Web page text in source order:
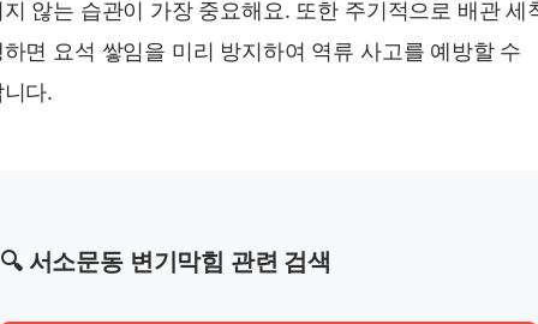
않는 습관이 가장 중요해요. 또한 주기적으로 배관 세
면 요석 쌓임을 미리 방지하여 역류 사고를 예방할 수
다.
🔍 서소문동 변기막힘 관련 검색